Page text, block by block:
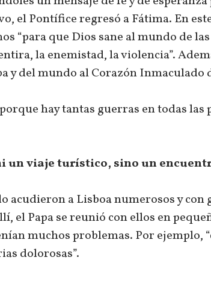
el Pontífice regresó a Fátima. En
“para que Dios sane al mundo de
la enemistad, la violencia”.
y del mundo al Corazón Inmaculado
hay tantas guerras en todas
un viaje turístico, sino un
acudieron a Lisboa numerosos y con
el Papa se reunió con ellos en
muchos problemas. Por ejemplo,
dolorosas”.